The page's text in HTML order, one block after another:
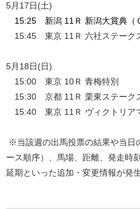
5月17日(土)
15:25 新潟 11Ｒ 新潟大賞典（
15:45 東京 11Ｒ 六社ステーク
5月18日(日)
15:00 東京 10Ｒ 青梅特別
15:30 京都 11Ｒ 栗東ステーク
15:40 東京 11Ｒ ヴィクトリア
※当該週の出馬投票の結果や当日
ース順序）、馬場、距離、発走時
延期といった追加・変更情報が発